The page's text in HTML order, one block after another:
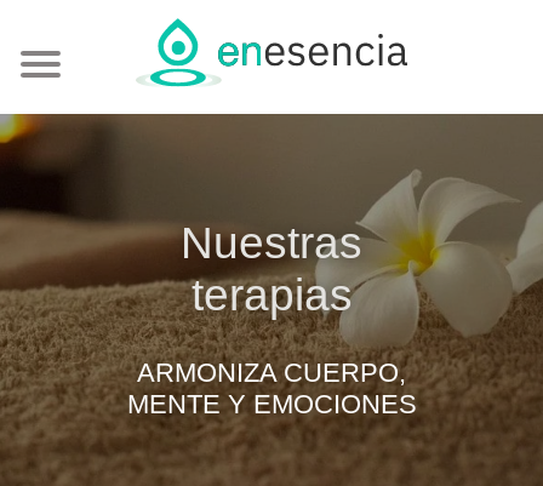
Nuestras
terapias
ARMONIZA CUERPO,
MENTE Y EMOCIONES